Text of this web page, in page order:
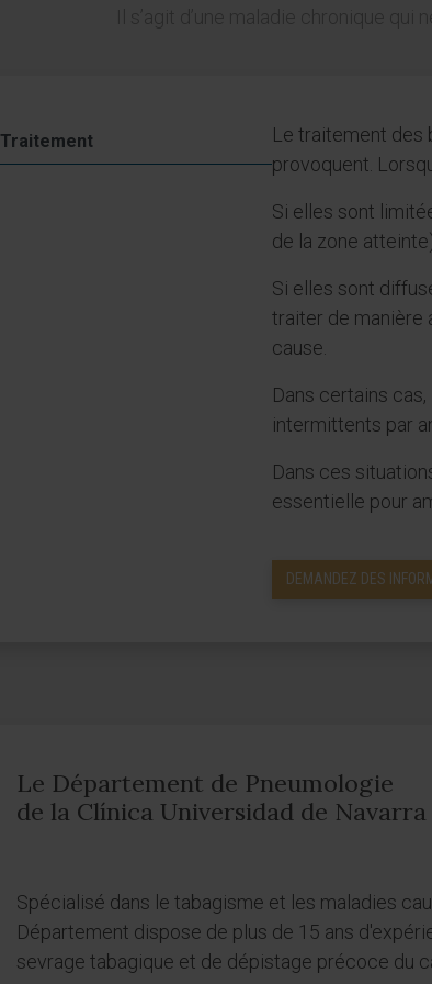
Traitement
Le traitement des
provoquent.
Si elles sont
de la zone
Si elles sont
traiter de manière
cause.
Dans certains
intermittents par
Dans ces
essentielle pour
DEMANDEZ DES
Le Département de Pneumologie
de la Clínica Universidad de Navarra
Spécialisé dans le tabagisme et les maladies
Département dispose de plus de 15 ans
sevrage tabagique et de dépistage précoce du